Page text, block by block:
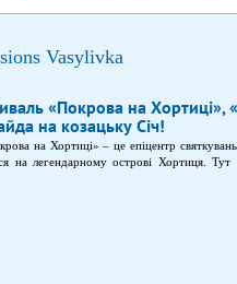
Vasylivka
«Покрова на Хортиці»,
на козацьку Січ!
на Хортиці» – це епіцентр
на легендарному острові Хортиця. Тут